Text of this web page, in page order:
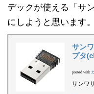
デックが使える「サ
にしようと思います。
サン
プタ
posted with
サンワ